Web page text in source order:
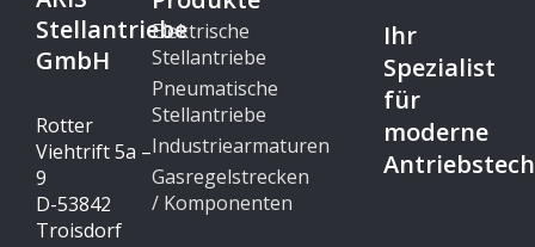
Stellantriebe
GmbH
Rotter
Viehtrift 5a –
9
D-53842
Troisdorf
Elektrische
Stellantriebe
Pneumatische
Stellantriebe
Industriearmaturen
Gasregelstrecken
/ Komponenten
Ihr
Spezialist
für
moderne